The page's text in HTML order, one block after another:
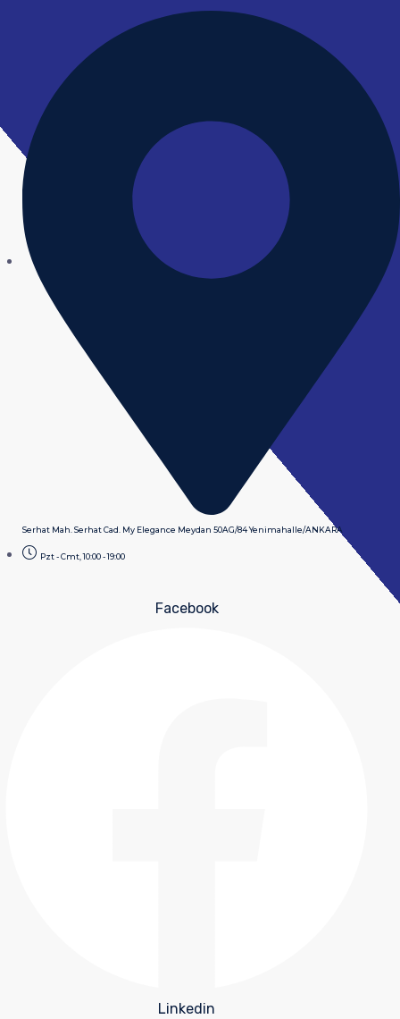
Serhat Mah. Serhat Cad. My Elegance Meydan 50AG/84 Yenimahalle/ANKARA
Pzt - Cmt, 10:00 - 19:00
Facebook
Linkedin